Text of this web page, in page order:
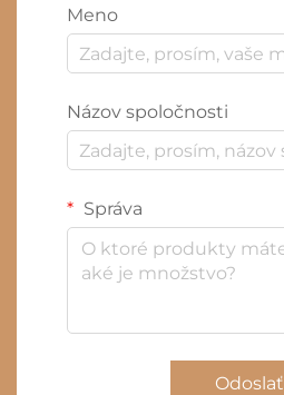
Meno
Názov spoločnosti
Správa
Odoslať